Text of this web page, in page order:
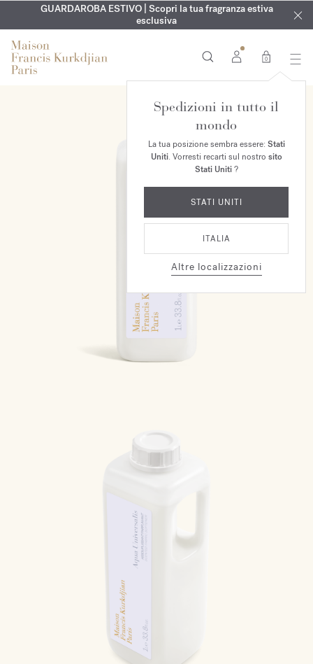
ESCLUSIVO | Scopri la nuova fragranza OUDvelvet moodnel
tuo ordine*
INCISIONE GRATUITA | Su tutte le fragranze e gli oli per il
corpo fino al 9 agosto
GUARDAROBA ESTIVO | Scopri la tua fragranza estiva
esclusiva
0
Spedizioni in tutto il
mondo
La tua posizione sembra essere: Stati
Uniti. Vorresti recarti sul nostro sito
Stati Uniti?
STATI UNITI
ITALIA
Altre localizzazioni